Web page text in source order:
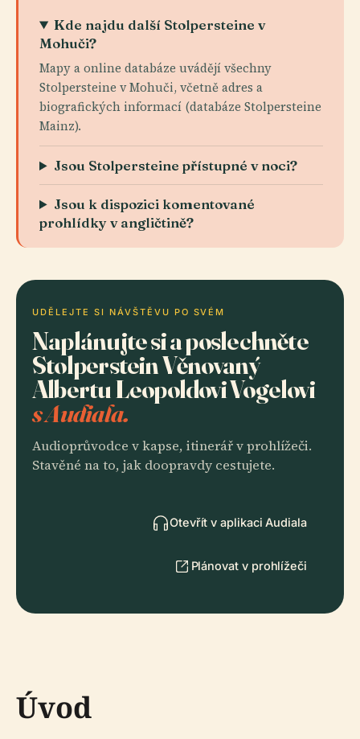
Kde najdu další Stolpersteine v
Mohuči?
Mapy a online databáze uvádějí všechny
Stolpersteine v Mohuči, včetně adres a
biografických informací (databáze Stolpersteine
Mainz).
Jsou Stolpersteine přístupné v noci?
Jsou k dispozici komentované
prohlídky v angličtině?
UDĚLEJTE SI NÁVŠTĚVU PO SVÉM
Naplánujte si a poslechněte
Stolperstein Věnovaný
Albertu Leopoldovi Vogelovi
s Audiala.
Audioprůvodce v kapse, itinerář v prohlížeči.
Stavěné na to, jak doopravdy cestujete.
Otevřít v aplikaci Audiala
Plánovat v prohlížeči
Úvod